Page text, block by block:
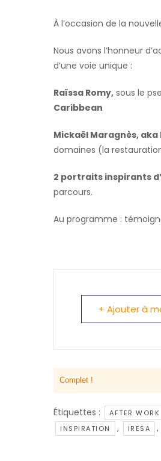
À l’occasion de la
Nous avons l’honneur
d’une voie unique :
Raïssa Romy, sous le
Caribbean
Mickaël Maragnès, aka
domaines (la
2 portraits inspirants
parcours.
Au programme :
+ Ajouter à
Complet !
Étiquettes : AFTER WORK
INSPIRATION , IRESA ,